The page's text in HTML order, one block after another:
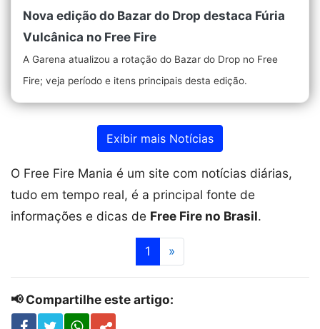
Nova edição do Bazar do Drop destaca Fúria
Vulcânica no Free Fire
A Garena atualizou a rotação do Bazar do Drop no Free
Fire; veja período e itens principais desta edição.
Exibir mais Notícias
O Free Fire Mania é um site com notícias diárias,
tudo em tempo real, é a principal fonte de
informações e dicas de Free Fire no Brasil.
1 »Próximo
📢 Compartilhe este artigo: